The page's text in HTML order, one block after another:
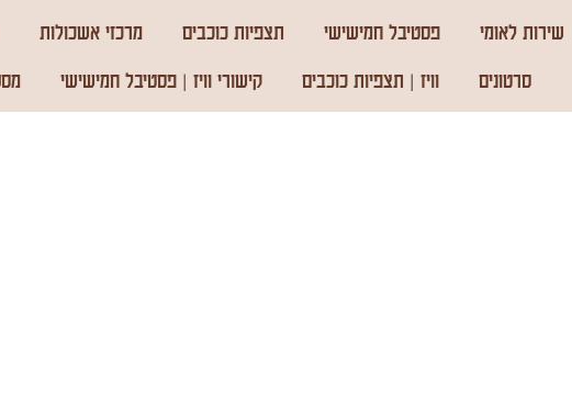
שירות לאומי פסטיבל חמישישי תצפיות כוכבים מרכזי אשכולות
סרטונים
וויז | תצפיות כוכבים קישורי וויז | פסטיבל חמישישי